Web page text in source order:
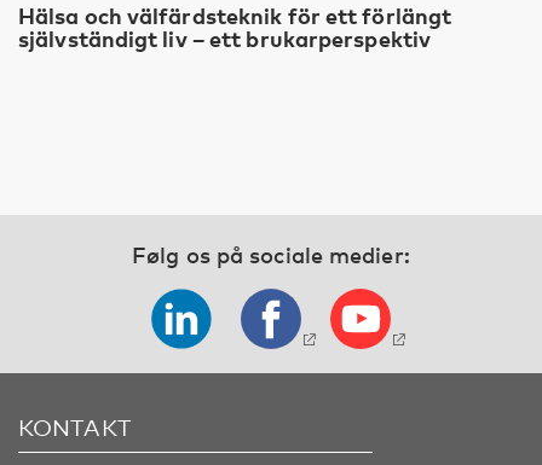
Hälsa och välfärdsteknik för ett förlängt
självständigt liv – ett brukarperspektiv
Følg os på sociale medier:
KONTAKT